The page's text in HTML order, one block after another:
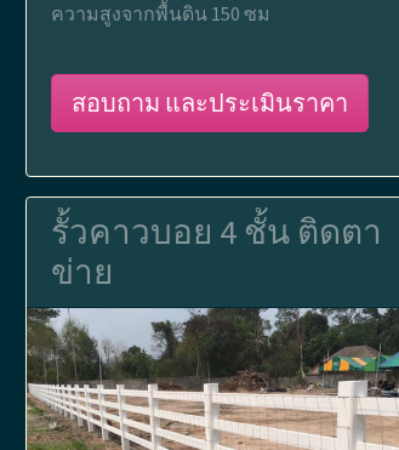
ความสูงจากพื้นดิน 150 ซม
สอบถาม และประเมินราคา
รั้วคาวบอย 4 ชั้น ติดตา
ข่าย